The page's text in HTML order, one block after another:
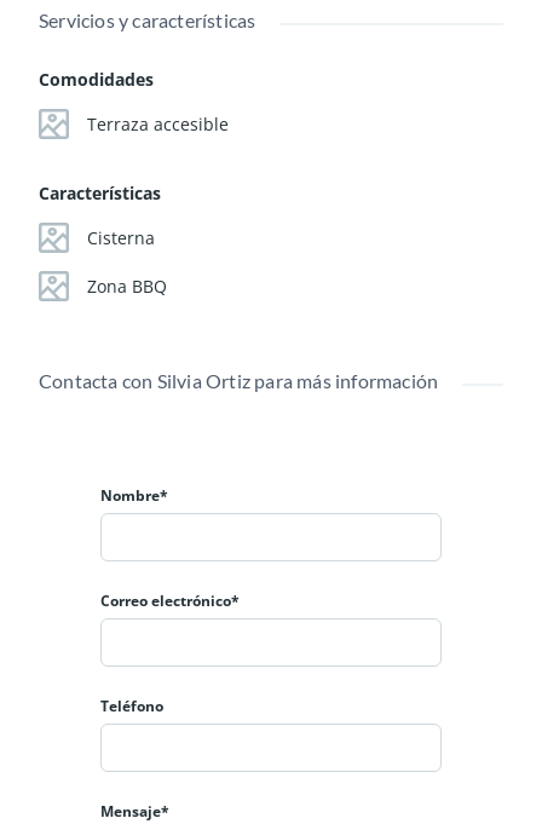
Servicios y características
Comodidades
Terraza accesible
Características
Cisterna
Zona BBQ
Contacta con Silvia Ortiz para más información
Nombre*
Correo electrónico*
Teléfono
Mensaje*